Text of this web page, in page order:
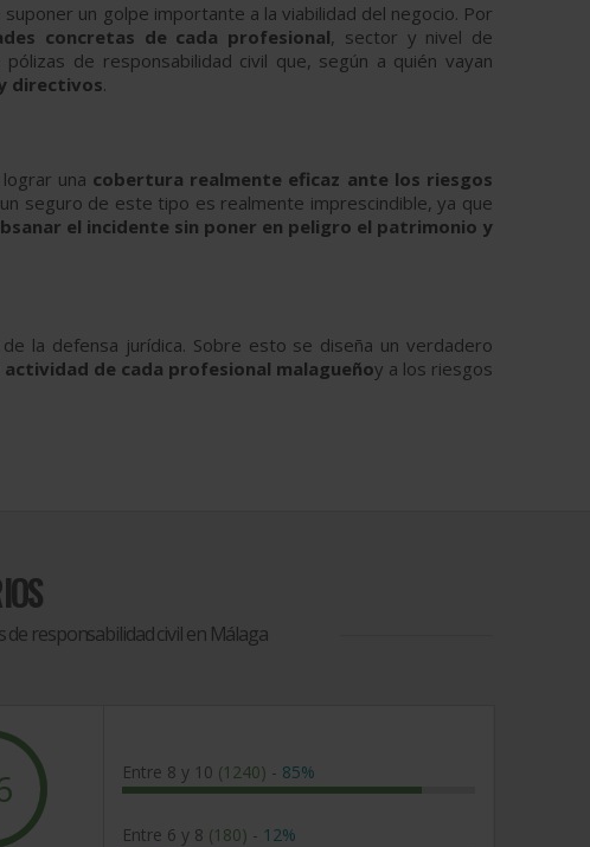
un golpe importante a la viabilidad del negocio. Por
concretas de cada profesional, sector y nivel de
de responsabilidad civil que, según a quién vayan
directivos.
una cobertura realmente eficaz ante los riesgos
seguro de este tipo es realmente imprescindible, ya que
el incidente sin poner en peligro el patrimonio y
la defensa jurídica. Sobre esto se diseña un verdadero
actividad de cada profesional malagueñoy a los riesgos
de responsabilidad civil en Málaga
Entre 8 y 10 (1240) - 85%
Entre 6 y 8 (180) - 12%